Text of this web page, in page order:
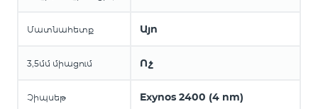
Մատնահետք Այո
3,5մմ միացում Ոչ
Չիպսեթ Exynos 2400 (4 nm)